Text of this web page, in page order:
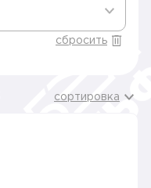
сбросить
сортировка